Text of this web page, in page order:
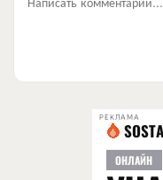
РЕКЛАМА